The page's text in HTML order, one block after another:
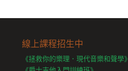
線上課程招生中
《拯救你的樂理．現代音樂和聲學》